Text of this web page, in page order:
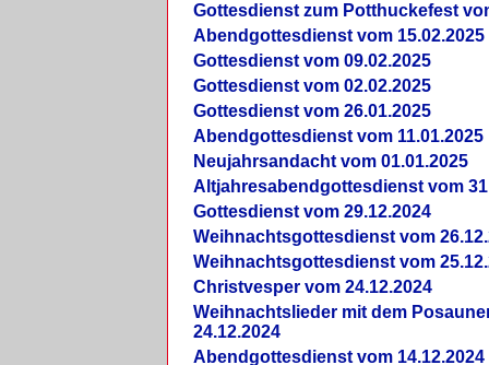
Gottesdienst zum Potthuckefest
Abendgottesdienst vom 15.02.2025
Gottesdienst vom 09.02.2025
Gottesdienst vom 02.02.2025
Gottesdienst vom 26.01.2025
Abendgottesdienst vom 11.01.2025
Neujahrsandacht vom 01.01.2025
Altjahresabendgottesdienst vom
Gottesdienst vom 29.12.2024
Weihnachtsgottesdienst vom
Weihnachtsgottesdienst vom
Christvesper vom 24.12.2024
Weihnachtslieder mit dem
24.12.2024
Abendgottesdienst vom 14.12.2024